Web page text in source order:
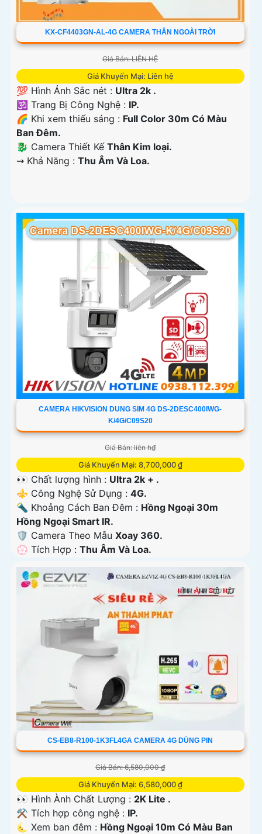
KX-CF4403GN-AL-4G CAMERA THÂN NGOÀI TRỜI
Giá Bán: LIÊN HỆ
Giá Khuyến Mại: Liên hệ
💯 Hình Ảnh Sắc nét : Ultra 2k .
🕉️ Trang Bị Công Nghệ : IP.
🌈 Khi xem thiếu sáng : Full Color 30m Có Màu
Ban Ðêm.
🐉️ Camera Thiết Kế Thân Kim loại.
️⇝ Khả Năng : Thu Âm Và Loa.
CAMERA HIKVISION DUNG SIM 4G DS-2DESC400IWG-
K/4G/C09S20
Giá Bán: liên h₫
Giá Khuyến Mại: 8,700,000 ₫
👀 Chất lượng hình : Ultra 2k + .
⚜️ Công Nghệ Sử Dụng : 4G.
🔦 Khoảng Cách Ban Đêm : Hồng Ngoại 30m
Hồng Ngoại Smart IR.
🛡 Camera Theo Mẫu Xoay 360.
️💮 Tích Hợp : Thu Âm Và Loa.
CS-EB8-R100-1K3FL4GA CAMERA 4G DÙNG PIN
Giá Bán: 6,580,000 ₫
Giá Khuyến Mại: 6,580,000 ₫
👀 Hình Ành Chất Lượng : 2K Lite .
⚒ Tích hợp công nghệ : IP.
🌜 Xem ban đêm : Hồng Ngoại 10m Có Màu Ban